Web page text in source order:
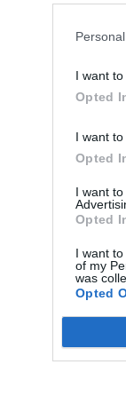
I want
Opted
I want
Opted
I want
Opted
I want
of my
was
Opted